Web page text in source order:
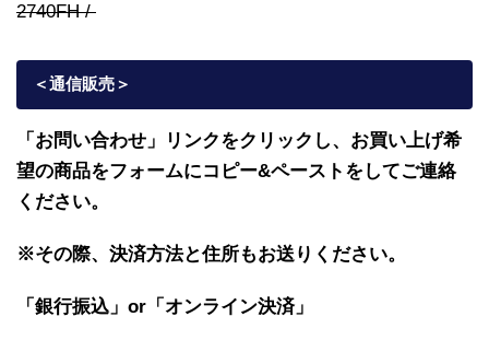
2740FH /
＜通信販売＞
「お問い合わせ」リンクをクリックし、 お買い上げ希
望の商品をフォームにコピー&ペーストをしてご連絡
ください。
※その際、決済方法と住所もお送りください。
「銀行振込」or「 オンライン決済」